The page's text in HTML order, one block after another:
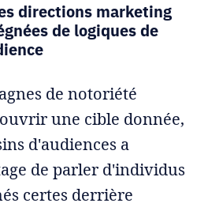
directions marketing
de logiques de
de notoriété
une cible donnée,
d'audiences a
de parler d'individus
certes derrière